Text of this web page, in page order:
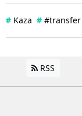
# Kaza # #transfer
RSS